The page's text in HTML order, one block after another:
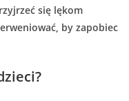
się lękom
by zapobiec